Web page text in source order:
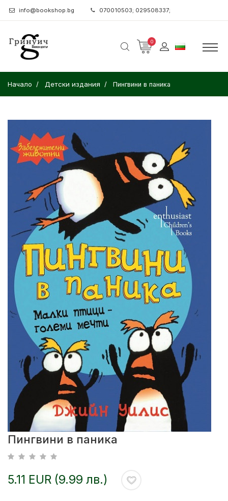
info@bookshop.bg 070010503; 029508337;
0
Начало Детски издания Пингвини в паника
Пингвини в паника
5.11 EUR (9.99 лв.)